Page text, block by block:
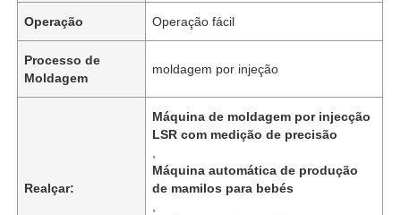
Operação Operação fácil
Processo de
Moldagem
moldagem por injeção
Realçar:
Máquina de moldagem por injecção
LSR com medição de precisão
Máquina automática de produção
de mamilos para bebés